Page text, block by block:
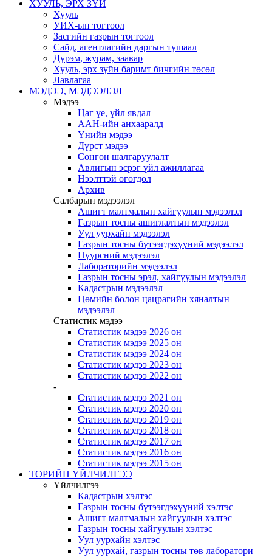
ХУУЛЬ, ЭРХ ЗҮЙ
Хууль
УИХ-ын тогтоол
Засгийн газрын тогтоол
Сайд, агентлагийн даргын тушаал
Дүрэм, журам, заавар
Хууль, эрх зүйн баримт бичгийн төсөл
Лавлагаа
МЭДЭЭ, МЭДЭЭЛЭЛ
Мэдээ
Цаг үе, үйл явдал
ААН-ийн анхааралд
Үнийн мэдээ
Дүрст мэдээ
Сонгон шалгаруулалт
Авлигын эсрэг үйл ажиллагаа
Нээлттэй өгөгдөл
Архив
Салбарын мэдээлэл
Ашигт малтмалын хайгуулын мэдээлэл
Газрын тосны ашиглалтын мэдээлэл
Уул уурхайн мэдээлэл
Газрын тосны бүтээгдэхүүний мэдээлэл
Нүүрсний мэдээлэл
Лабораторийн мэдээлэл
Газрын тосны эрэл, хайгуулын мэдээлэл
Кадастрын мэдээлэл
Цөмийн болон цацрагийн хяналтын
мэдээлэл
Статистик мэдээ
Статистик мэдээ 2026 он
Статистик мэдээ 2025 он
Статистик мэдээ 2024 он
Статистик мэдээ 2023 он
Статистик мэдээ 2022 он
-
Статистик мэдээ 2021 он
Статистик мэдээ 2020 он
Статистик мэдээ 2019 он
Статистик мэдээ 2018 он
Статистик мэдээ 2017 он
Статистик мэдээ 2016 он
Статистик мэдээ 2015 он
ТӨРИЙН ҮЙЛЧИЛГЭЭ
Үйлчилгээ
Кадастрын хэлтэс
Газрын тосны бүтээгдэхүүний хэлтэс
Ашигт малтмалын хайгуулын хэлтэс
Газрын тосны хайгуулын хэлтэс
Уул уурхайн хэлтэс
Уул уурхай, газрын тосны төв лаборатори